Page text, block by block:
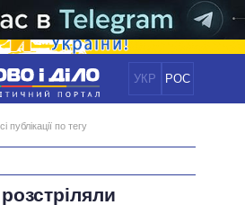
УКР РОС
НОВИНИ
ЕКОНОМІКА
публікації по тегу